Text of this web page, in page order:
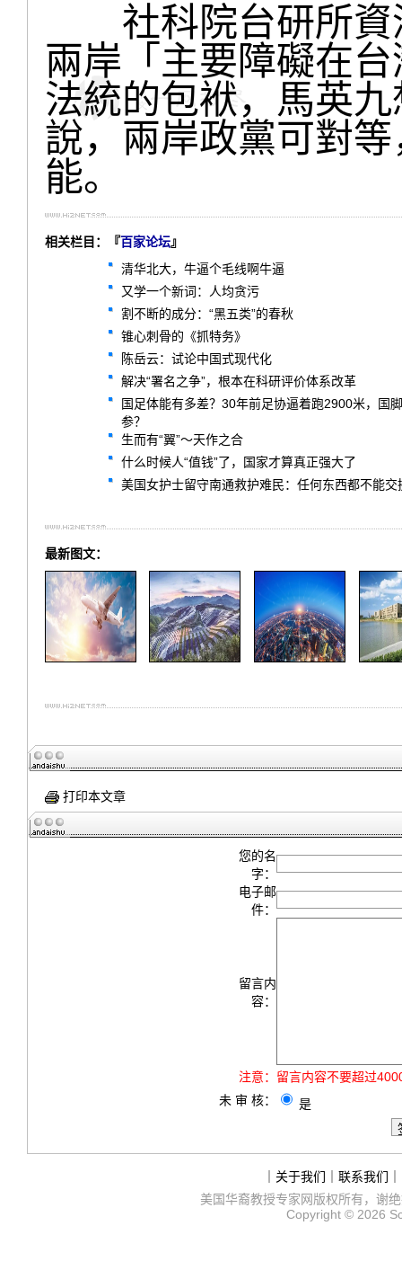
社科院台研所資
兩岸「主要障礙在
法統的包袱，馬英
說，兩岸政黨可對
能。
相关栏目：『百家论坛』
清华北大，牛逼个毛线啊牛逼
又学一个新词：人均贪污
割不断的成分：“黑五类”的春秋
锥心刺骨的《抓特务》
陈岳云：试论中国式现代化
解决“署名之争”，根本在科研评价体系改革
国足体能有多差？30年前足协逼着跑2900米，国
参？
生而有“翼”～天作之合
什么时候人“值钱”了，国家才算真正强大了
美国女护士留守南通救护难民：任何东西都不能交
最新图文：
打印本文章
您的名
字：
电子邮
件：
留言内
容：
注意： 留言内容不要超过
未 审 核：
是
关于我们 联系我们
美国华裔教授专家网版权所有，谢
Copyright © 2026